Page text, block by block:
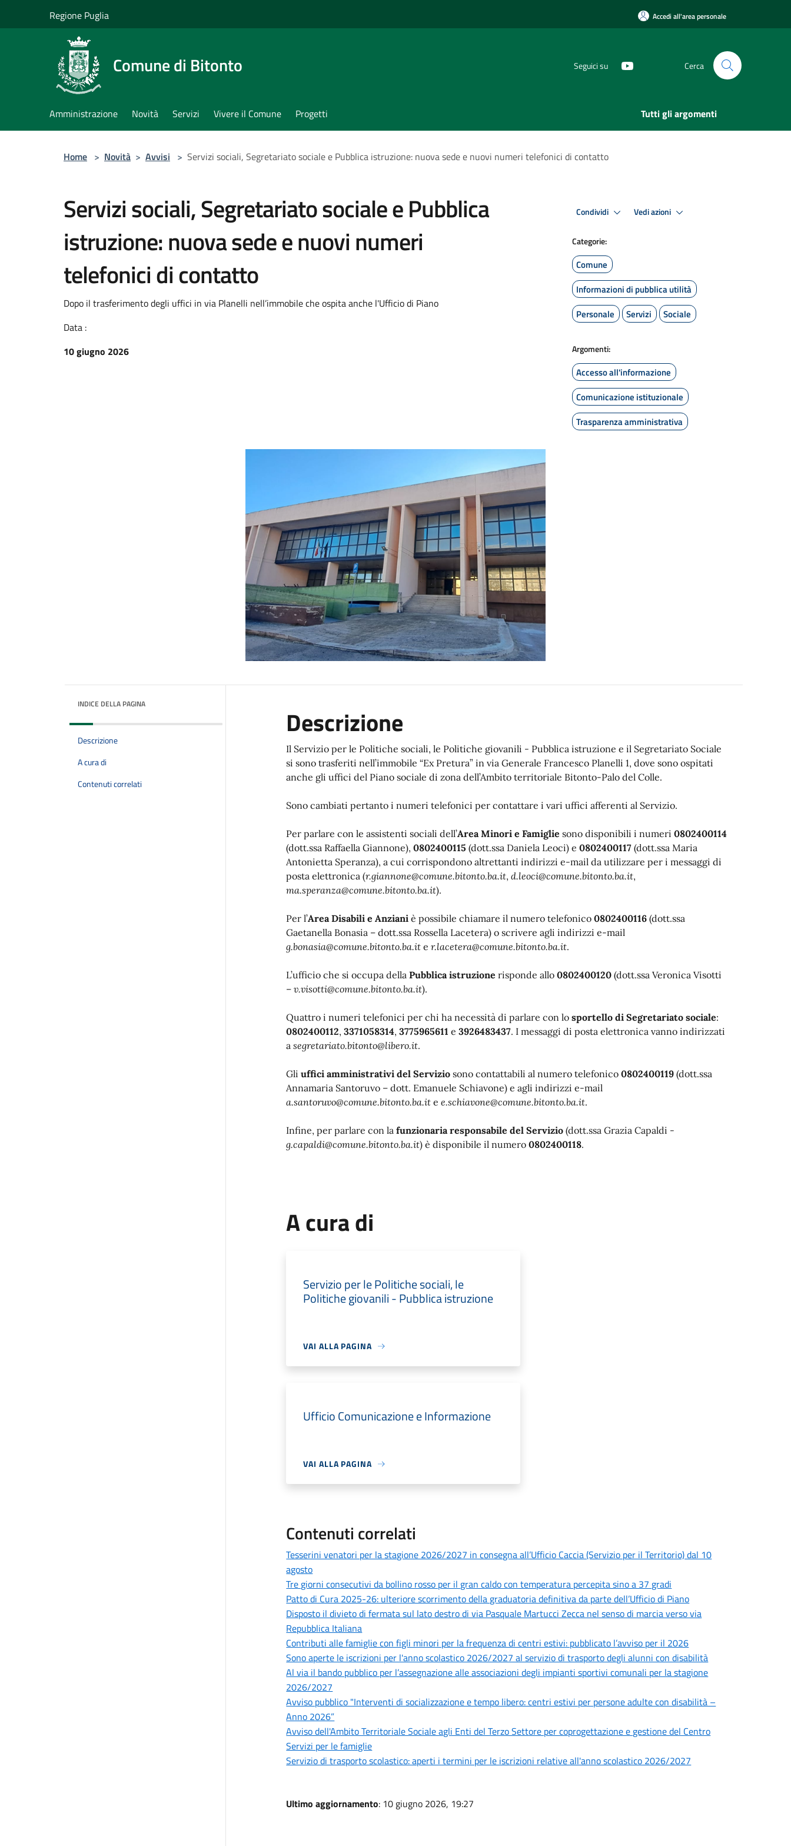
Regione Puglia Accedi all'area personale
Comune di Bitonto Seguici su Cerca
Amministrazione Novità Servizi Vivere il Comune Progetti Tutti gli argomenti
Home > Novità > Avvisi > Servizi sociali, Segretariato sociale e Pubblica istruzione: nuova sede e nuovi numeri telefonici di contatto
Servizi sociali, Segretariato sociale e Pubblica
istruzione: nuova sede e nuovi numeri
telefonici di contatto
Dopo il trasferimento degli uffici in via Planelli nell’immobile che ospita anche l'Ufficio di Piano
Data :
10 giugno 2026
Condividi Vedi azioni
Categorie:
Comune
Informazioni di pubblica utilità
Personale
Servizi Sociale
Argomenti:
Accesso all'informazione
Comunicazione istituzionale
Trasparenza amministrativa
INDICE DELLA PAGINA
Descrizione
A cura di
Contenuti correlati
Descrizione
Il Servizio per le Politiche sociali, le Politiche giovanili - Pubblica istruzione e il Segretariato Sociale
si sono trasferiti nell’immobile “Ex Pretura” in via Generale Francesco Planelli 1, dove sono ospitati
anche gli uffici del Piano sociale di zona dell’Ambito territoriale Bitonto-Palo del Colle.
Sono cambiati pertanto i numeri telefonici per contattare i vari uffici afferenti al Servizio.
Per parlare con le assistenti sociali dell’Area Minori e Famiglie sono disponibili i numeri0802400114
(dott.ssa Raffaella Giannone),0802400115 (dott.ssa Daniela Leoci) e0802400117 (dott.ssa Maria
Antonietta Speranza), a cui corrispondono altrettanti indirizzi e-mail da utilizzare per i messaggi di
posta elettronica (r.giannone@comune.bitonto.ba.it,d.leoci@comune.bitonto.ba.it,
ma.speranza@comune.bitonto.ba.it).
Per l’Area Disabili e Anzianiè possibile chiamare il numero telefonico0802400116 (dott.ssa
Gaetanella Bonasia – dott.ssa Rossella Lacetera) o scrivere agli indirizzi e-mail
g.bonasia@comune.bitonto.ba.it er.lacetera@comune.bitonto.ba.it.
L’ufficio che si occupa dellaPubblica istruzione risponde allo0802400120 (dott.ssa Veronica Visotti
–v.visotti@comune.bitonto.ba.it).
Quattro i numeri telefonici per chi ha necessità di parlare con losportello di Segretariato sociale:
0802400112,3371058314,3775965611 e3926483437. I messaggi di posta elettronica vanno indirizzati
asegretariato.bitonto@libero.it.
Gliuffici amministrativi del Servizio sono contattabili al numero telefonico0802400119 (dott.ssa
Annamaria Santoruvo – dott. Emanuele Schiavone) e agli indirizzi e-mail
a.santoruvo@comune.bitonto.ba.it ee.schiavone@comune.bitonto.ba.it.
Infine, per parlare con lafunzionaria responsabile del Servizio (dott.ssa Grazia Capaldi -
g.capaldi@comune.bitonto.ba.it) è disponibile il numero0802400118.
A cura di
Servizio per le Politiche sociali, le
Politiche giovanili - Pubblica istruzione
VAI ALLA PAGINA
Ufficio Comunicazione e Informazione
VAI ALLA PAGINA
Contenuti correlati
Tesserini venatori per la stagione 2026/2027 in consegna all’Ufficio Caccia (Servizio per il Territorio) dal 10
agosto
Tre giorni consecutivi da bollino rosso per il gran caldo con temperatura percepita sino a 37 gradi
Patto di Cura 2025-26: ulteriore scorrimento della graduatoria definitiva da parte dell’Ufficio di Piano
Disposto il divieto di fermata sul lato destro di via Pasquale Martucci Zecca nel senso di marcia verso via
Repubblica Italiana
Contributi alle famiglie con figli minori per la frequenza di centri estivi: pubblicato l’avviso per il 2026
Sono aperte le iscrizioni per l'anno scolastico 2026/2027 al servizio di trasporto degli alunni con disabilità
Al via il bando pubblico per l’assegnazione alle associazioni degli impianti sportivi comunali per la stagione
2026/2027
Avviso pubblico "Interventi di socializzazione e tempo libero: centri estivi per persone adulte con disabilità –
Anno 2026”
Avviso dell'Ambito Territoriale Sociale agli Enti del Terzo Settore per coprogettazione e gestione del Centro
Servizi per le famiglie
Servizio di trasporto scolastico: aperti i termini per le iscrizioni relative all'anno scolastico 2026/2027
Ultimo aggiornamento: 10 giugno 2026, 19:27